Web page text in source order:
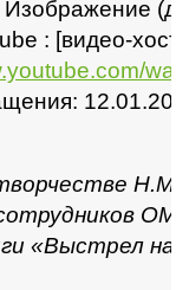
: [видео-
Н.М.
«Выстрел на